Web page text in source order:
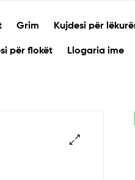
Grim Kujdesi për
për flokët Llogaria ime